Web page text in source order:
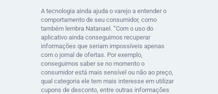
A tecnologia ainda ajuda o varejo a entender o
comportamento de seu consumidor, como
também lembra Natanael. “Com o uso do
aplicativo ainda conseguimos recuperar
informações que seriam impossíveis apenas
com o jornal de ofertas. Por exemplo,
conseguimos saber se no momento o
consumidor está mais sensível ou não ao preço,
qual categoria ele tem mais interesse em utilizar
cupons de desconto, entre outras informações